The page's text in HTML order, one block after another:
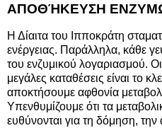
ΑΠΟΘΉΚΕΥΣΗ
Η Δίαιτα του Ιπποκράτη
ενέργειας. Παράλληλα, κάθε
του ενζυμικού λογαριασμού.
μεγάλες καταθέσεις είναι το
αποκτήσουμε αφθονία
Υπενθυμίζουμε ότι τα
ευθύνονται για τη δόμηση,